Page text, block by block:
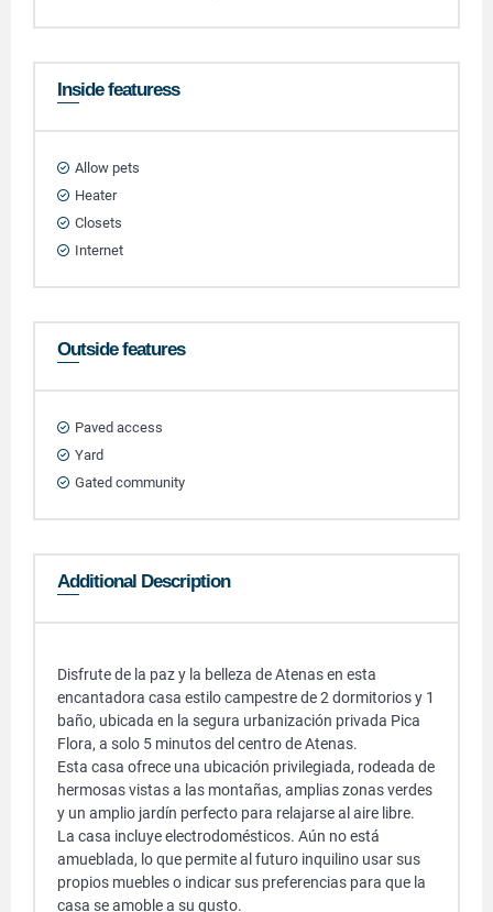
Inside featuress
Allow pets
Heater
Closets
Internet
Outside features
Paved access
Yard
Gated community
Additional Description
Disfrute de la paz y la belleza de Atenas en esta
encantadora casa estilo campestre de 2 dormitorios y 1
baño, ubicada en la segura urbanización privada Pica
Flora, a solo 5 minutos del centro de Atenas.
Esta casa ofrece una ubicación privilegiada, rodeada de
hermosas vistas a las montañas, amplias zonas verdes
y un amplio jardín perfecto para relajarse al aire libre.
La casa incluye electrodomésticos. Aún no está
amueblada, lo que permite al futuro inquilino usar sus
propios muebles o indicar sus preferencias para que la
casa se amoble a su gusto.